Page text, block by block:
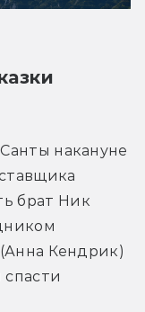
накануне
брат Ник
(Анна Кендрик)
спасти